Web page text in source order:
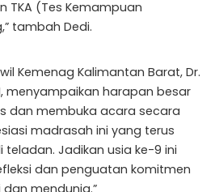
TKA (Tes Kemampuan
tambah Dedi.
Kemenag Kalimantan Barat, Dr.
menyampaikan harapan besar
dan membuka acara secara
madrasah ini yang terus
Jadikan usia ke-9 ini
dan penguatan komitmen